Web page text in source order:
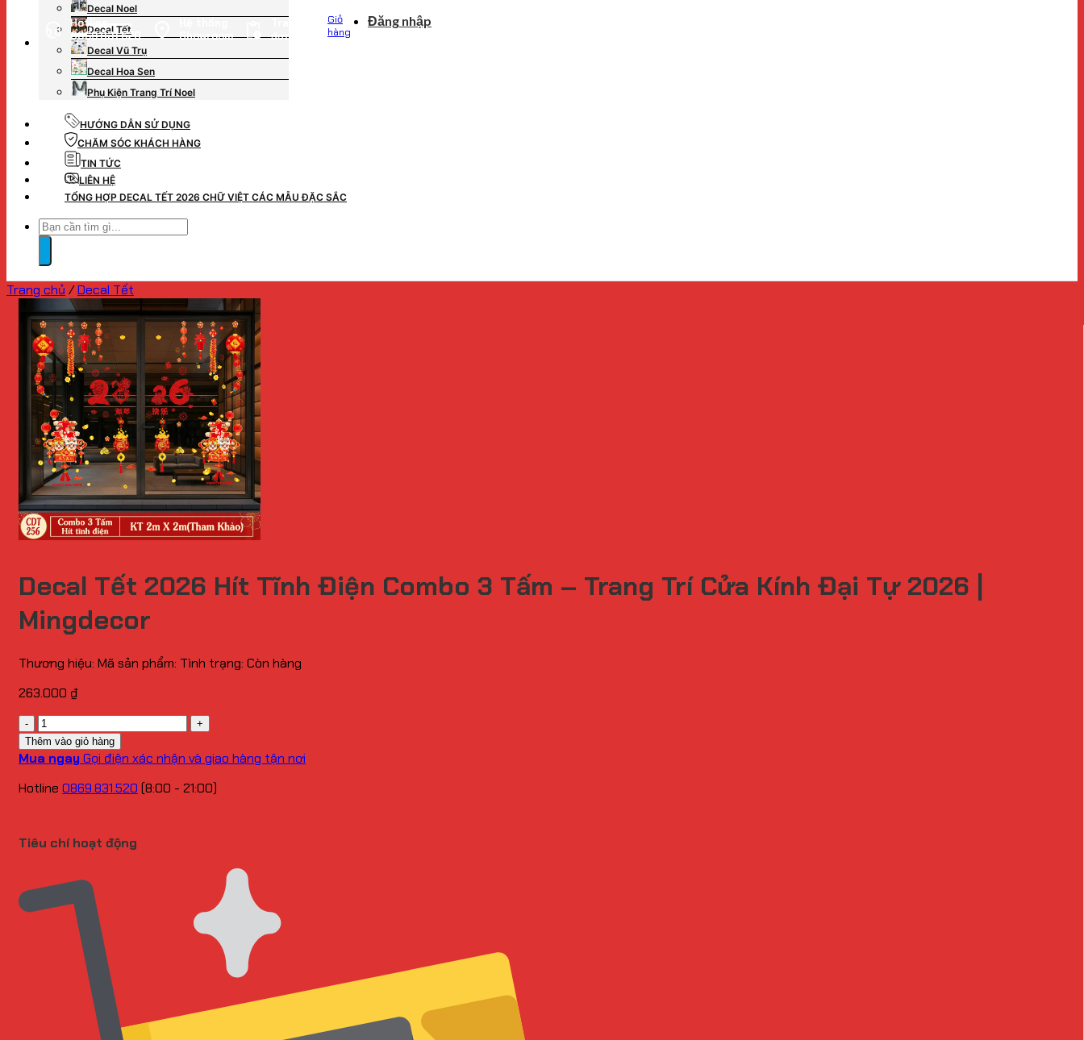
Hotline
0869.831.520
Showroom
đơn hàng
Giỏ
hàng
Đăng nhập
Decal Noel
Decal Tết
Decal Vũ Trụ
Decal Hoa Sen
Phụ Kiện Trang Trí Noel
HƯỚNG DẪN SỬ DỤNG
CHĂM SÓC KHÁCH HÀNG
TIN TỨC
LIÊN HỆ
TỔNG HỢP DECAL TẾT 2026 CHỮ VIỆT CÁC MẪU ĐẶC SẮC
Tìm
kiếm:
Trang chủ /Decal Tết
Decal Tết 2026 Hít Tĩnh Điện Combo 3 Tấm – Trang Trí Cửa Kính Đại Tự 2026 |
Mingdecor
Thương hiệu: Mã sản phẩm: Tình trạng: Còn hàng
263.000 ₫
Số
lượng
Thêm vào giỏ hàng
Mua ngayGọi điện xác nhận và giao hàng tận nơi
Hotline 0869.831.520 (8:00 - 21:00)
Tiêu chí hoạt động